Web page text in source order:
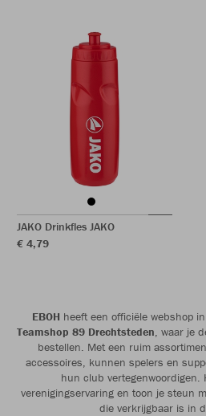
JAKO Drinkfles JAKO
€ 4,79
EBOH heeft een officiële webshop
Teamshop 89 Drechtsteden, waar je
bestellen. Met een ruim
accessoires, kunnen spelers en
hun club vertegenwoordigen.
verenigingservaring en toon je steun
die verkrijgbaar is in